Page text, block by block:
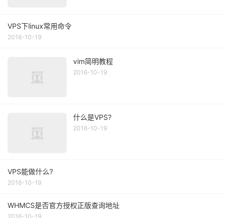
VPS下linux常用命令
2016-10-19
vim简明教程
2016-10-19
什么是VPS?
2016-10-19
VPS能做什么?
2016-10-19
WHMCS是否官方授权正版查询地址
2016-10-19